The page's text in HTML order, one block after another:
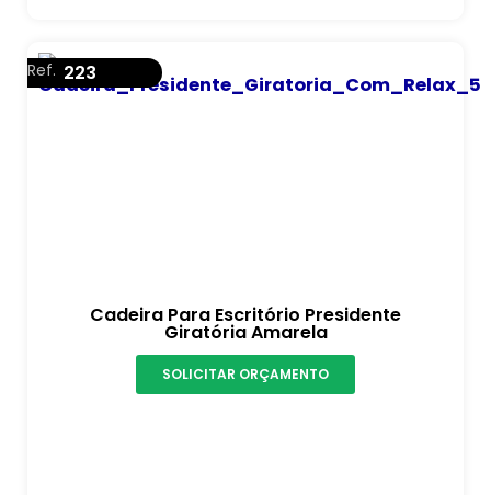
Cadeira Para Escritório Presidente
Giratória Amarela
Ref. 223
SOLICITAR ORÇAMENTO